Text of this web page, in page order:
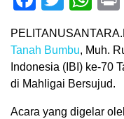
Tanah Bumbu, Muh.
Indonesia (IBI) ke-70
di Mahligai Bersujud.
Acara yang digelar